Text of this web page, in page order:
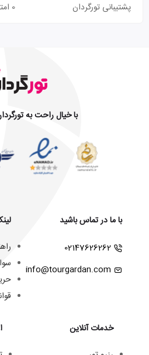
پشتیبانی تورگردان
0 امتیاز
با خیال راحت به
با ما در تماس باشید
02147626262
info@tourgardan.com
خدمات آنلاین